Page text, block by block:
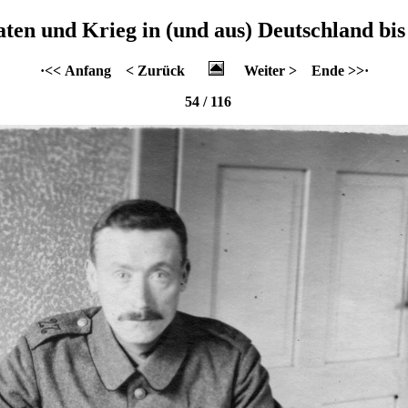
und Krieg in (und aus) Deutschland bis
·<< Anfang < Zurück Weiter >
Ende >>·
54 / 116